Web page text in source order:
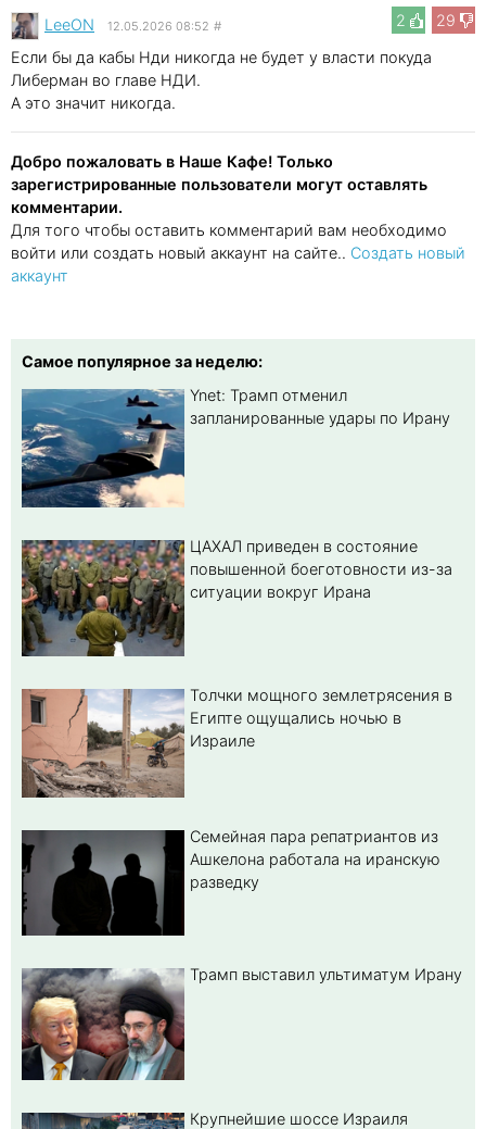
2
29
LeeON 12.05.2026 08:52 #
Если бы да кабы Нди никогда не будет у власти покуда
Либерман во главе НДИ.
А это значит никогда.
Добро пожаловать в Наше Кафе! Только
зарегистрированные пользователи могут оставлять
комментарии.
Для того чтобы оставить комментарий вам необходимо
войти или создать новый аккаунт на сайте.. Создать новый
аккаунт
Самое популярное за неделю:
Ynet: Трамп отменил
запланированные удары по Ирану
ЦАХАЛ приведен в состояние
повышенной боеготовности из-за
ситуации вокруг Ирана
Толчки мощного землетрясения в
Египте ощущались ночью в
Израиле
Семейная пара репатриантов из
Ашкелона работала на иранскую
разведку
Трамп выставил ультиматум Ирану
Крупнейшие шоссе Израиля